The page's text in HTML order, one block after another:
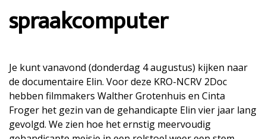
spraakcomputer
Je kunt vanavond (donderdag 4 augustus) kijken naar
de documentaire Elin. Voor deze KRO-NCRV 2Doc
hebben filmmakers Walther Grotenhuis en Cinta
Froger het gezin van de gehandicapte Elin vier jaar lang
gevolgd. We zien hoe het ernstig meervoudig